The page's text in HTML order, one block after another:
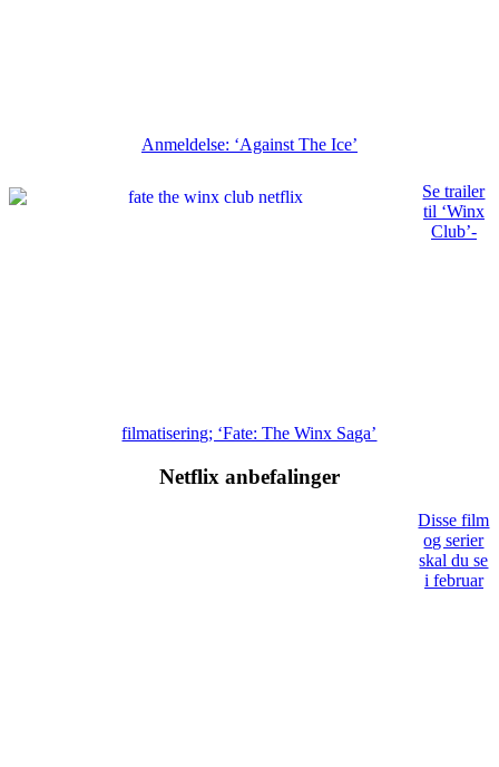
Anmeldelse: ‘Against The Ice’
Se trailer
til ‘Winx
Club’-
filmatisering; ‘Fate: The Winx Saga’
Netflix anbefalinger
Disse film
og serier
skal du se
i februar